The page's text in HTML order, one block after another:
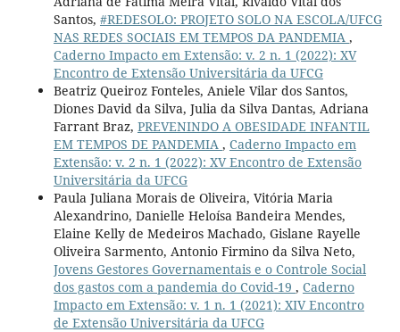
Santos, #REDESOLO: PROJETO SOLO NA ESCOLA/UFCG
NAS REDES SOCIAIS EM TEMPOS DA PANDEMIA ,
Caderno Impacto em Extensão: v. 2 n. 1 (2022): XV
Encontro de Extensão Universitária da UFCG
Beatriz Queiroz Fonteles, Aniele Vilar dos Santos,
Diones David da Silva, Julia da Silva Dantas, Adriana
Farrant Braz, PREVENINDO A OBESIDADE INFANTIL
EM TEMPOS DE PANDEMIA , Caderno Impacto em
Extensão: v. 2 n. 1 (2022): XV Encontro de Extensão
Universitária da UFCG
Paula Juliana Morais de Oliveira, Vitória Maria
Alexandrino, Danielle Heloísa Bandeira Mendes,
Elaine Kelly de Medeiros Machado, Gislane Rayelle
Oliveira Sarmento, Antonio Firmino da Silva Neto,
Jovens Gestores Governamentais e o Controle Social
dos gastos com a pandemia do Covid-19 , Caderno
Impacto em Extensão: v. 1 n. 1 (2021): XIV Encontro
de Extensão Universitária da UFCG